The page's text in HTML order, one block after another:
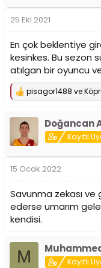
:
25 Eki 2021
En çok beklentiye
kesinkes. Bu sezon
atılgan bir oyuncu
T
l
:
pisagor1488 ve
Doğancan
Kayıtlı
15 Ocak 2022
Savunma zekası
ederse umarım
kendisi.
M Kayıtlı